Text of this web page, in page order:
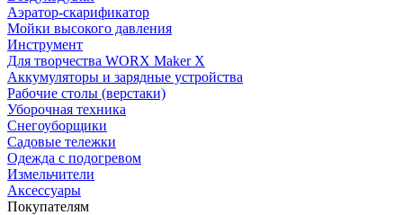
Аэратор-скарификатор
Мойки высокого давления
Инструмент
Для творчества WORX Maker X
Аккумуляторы и зарядные устройства
Рабочие столы (верстаки)
Уборочная техника
Снегоуборщики
Садовые тележки
Одежда с подогревом
Измельчители
Аксессуары
Покупателям